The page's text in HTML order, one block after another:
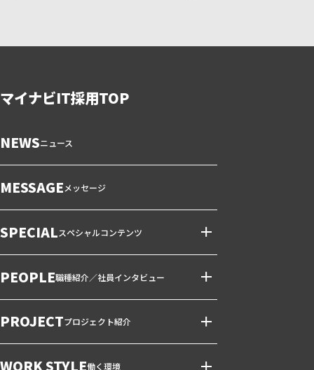
マイナビIT採用TOP
NEWSニュース
MESSAGEメッセージ
SPECIALスペシャルコンテンツ
PEOPLE職種紹介／社員インタビュー
PROJECTプロジェクト紹介
WORK STYLE働く環境